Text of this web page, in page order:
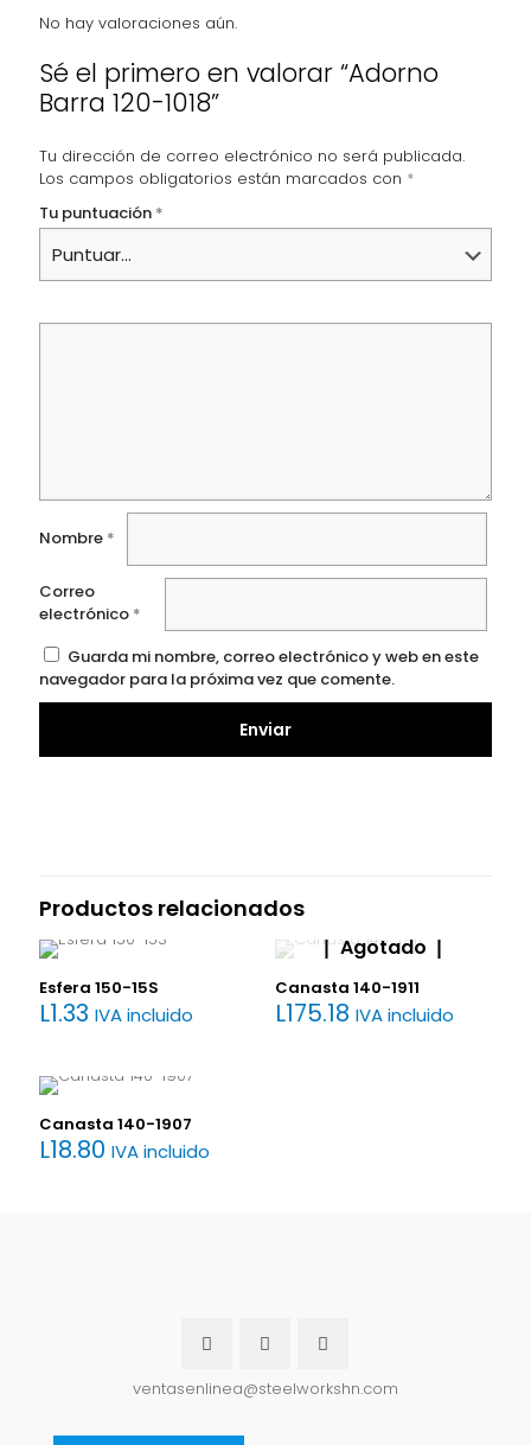
No hay valoraciones aún.
Sé el primero en valorar “Adorno
Barra 120-1018”
Tu dirección de correo electrónico no será publicada.
Los campos obligatorios están marcados con *
Tu puntuación *
Nombre *
Correo
electrónico *
Guarda mi nombre, correo electrónico y web en este
navegador para la próxima vez que comente.
Productos relacionados
Esfera 150-15S
L1.33 IVA incluido
Agotado
Canasta 140-1911
L175.18 IVA incluido
Canasta 140-1907
L18.80 IVA incluido
ventasenlinea@steelworkshn.com